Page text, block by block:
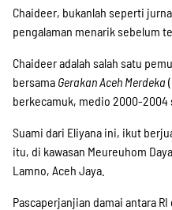
Chaideer, bukanlah seperti
pengalaman menarik sebelum
Chaideer adalah salah satu
bersama Gerakan Aceh Merdeka
berkecamuk, medio 2000-2004
Suami dari Eliyana ini, ikut
itu, di kawasan Meureuhom
Lamno, Aceh Jaya.
Pascaperjanjian damai antara RI